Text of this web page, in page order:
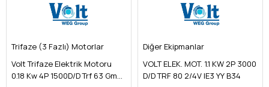
Trifaze (3 Fazlı) Motorlar
Volt Trifaze Elektrik Motoru
0.18 Kw 4P 1500D/D Trf 63 Gmm
Diğer Ekipmanlar
VOLT ELEK. MOT. 1.1 KW 2P 3000
D/D TRF 80 2/4V IE3 YY B34